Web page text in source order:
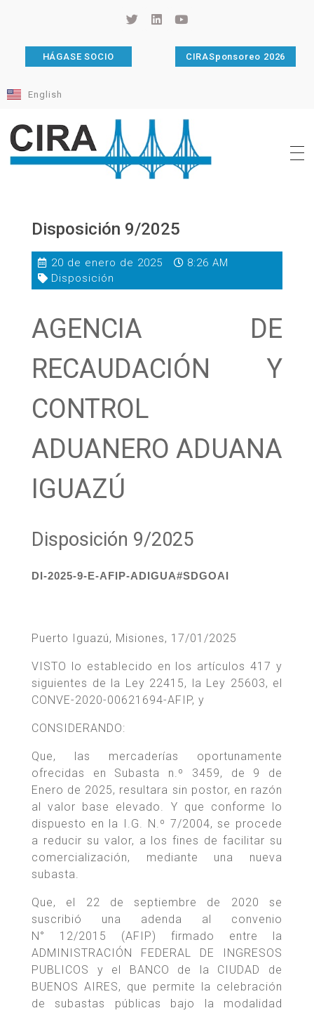
HÁGASE SOCIO CIRASponsoreo 2026
English
Disposición 9/2025
20 de enero de 2025
8:26 AM
Disposición
AGENCIA DE
RECAUDACIÓN Y
CONTROL
ADUANERO ADUANA
IGUAZÚ
Disposición 9/2025
DI-2025-9-E-AFIP-ADIGUA#SDGOAI
Puerto Iguazú, Misiones, 17/01/2025
VISTO lo establecido en los artículos 417 y
siguientes de la Ley 22415, la Ley 25603, el
CONVE-2020-00621694-AFIP, y
CONSIDERANDO:
Que, las mercaderías oportunamente
ofrecidas en Subasta n.º 3459, de 9 de
Enero de 2025, resultara sin postor, en razón
al valor base elevado. Y que conforme lo
dispuesto en la I.G. N.º 7/2004, se procede
a reducir su valor, a los fines de facilitar su
comercialización, mediante una nueva
subasta.
Que, el 22 de septiembre de 2020 se
suscribió una adenda al convenio
N° 12/2015 (AFIP) firmado entre la
ADMINISTRACIÓN FEDERAL DE INGRESOS
PUBLICOS y el BANCO de la CIUDAD de
BUENOS AIRES, que permite la celebración
de subastas públicas bajo la modalidad